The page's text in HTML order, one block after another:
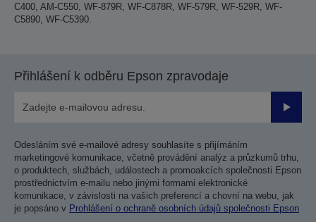
C400, AM-C550, WF-879R, WF-C878R, WF-579R, WF-529R, WF-
C5890, WF-C5390.
Přihlášení k odběru Epson zpravodaje
Odesláním své e-mailové adresy souhlasíte s přijímáním
marketingové komunikace, včetně provádění analýz a průzkumů trhu,
o produktech, službách, událostech a promoakcích společnosti Epson
prostřednictvím e-mailu nebo jinými formami elektronické
komunikace, v závislosti na vašich preferencí a chovní na webu, jak
je popsáno v Prohlášení o ochraně osobních údajů společnosti Epson